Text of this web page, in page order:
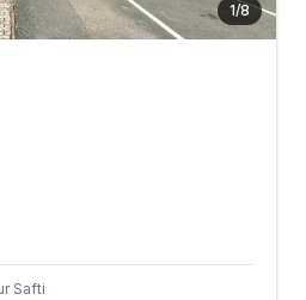
1/8
Safti